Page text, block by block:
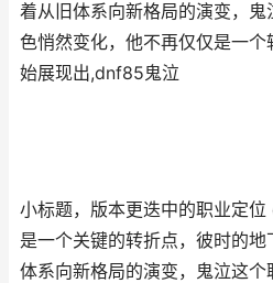
着从旧体系向新格局的演变，
色悄然变化，他不再仅仅是一
始展现出,dnf85鬼泣
小标题，版本更迭中的职业定
是一个关键的转折点，彼时的地
体系向新格局的演变，鬼泣这